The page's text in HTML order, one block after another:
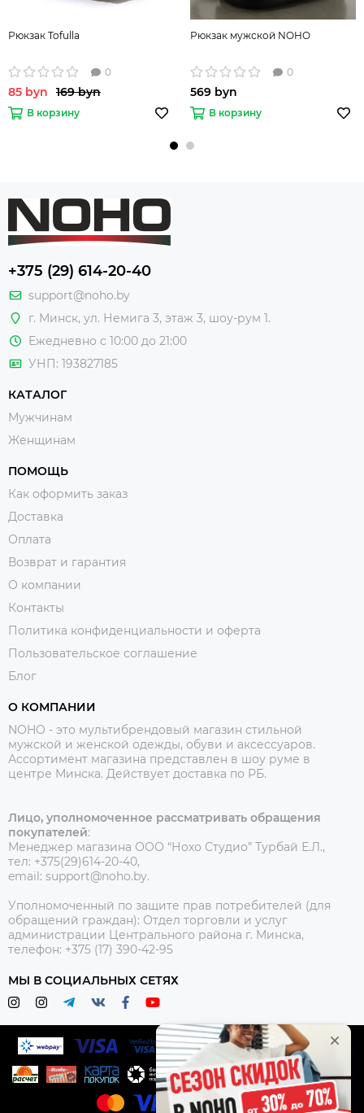
Рюкзак Tofulla
0
85 byn 169 byn
В корзину
Рюкзак мужской NOHO
0
569 byn
В корзину
+375 (29) 614-20-40
support@noho.by
г. Минск, ул. Немига 3, этаж 3, шоу-рум 1.
Ежедневно с 10:00 до 21:00
УНП: 193827185
КАТАЛОГ
Мужчинам
Женщинам
ПОМОЩЬ
Как оформить заказ
Доставка
Оплата
Возврат и гарантия
О компании
Контакты
Политика конфиденциальности и оферта
Пользовательское соглашение
Блог
О КОМПАНИИ
NOHO - это мультибрендовый магазин стильной
мужской и женской одежды, обуви и аксессуаров.
Ассортимент магазина представлен в шоу руме в
центре Минска. Действует доставка по РБ.
Лицо, уполномоченное рассматривать обращения
покупателей:
Менеджер магазина ООО “Нохо Студио” Турбай Е.Л.,
тел: +375(29)614-20-40,
email: support@noho.by.
Уполномоченный по защите прав потребителей (для
обращений граждан): Отдел торговли и услуг
администрации Центрального района г. Минска,
телефон: +375 (17) 390-42-95
МЫ В СОЦИАЛЬНЫХ СЕТЯХ